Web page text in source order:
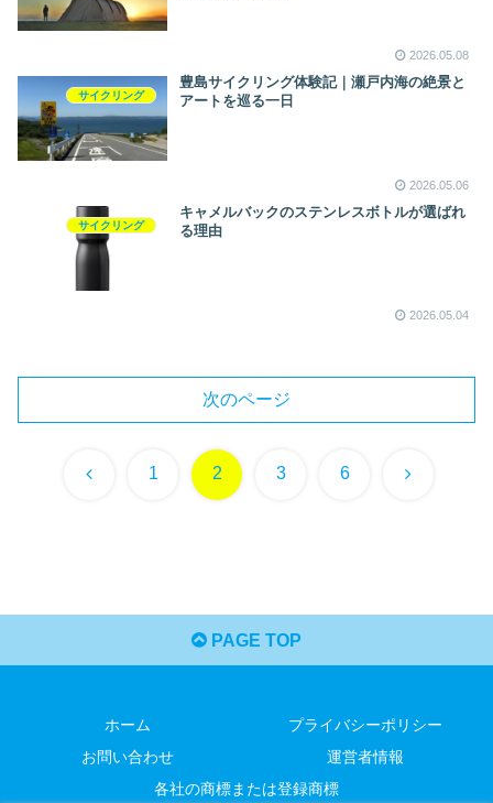
2026.05.08
サイクリング
豊島サイクリング体験記｜瀬戸内海の絶景と
アートを巡る一日
2026.05.06
サイクリング
キャメルバックのステンレスボトルが選ばれ
る理由
2026.05.04
次のページ
前 1 2 3 6 次
PAGE TOP
ホーム
プライバシーポリシー
お問い合わせ
運営者情報
各社の商標または登録商標